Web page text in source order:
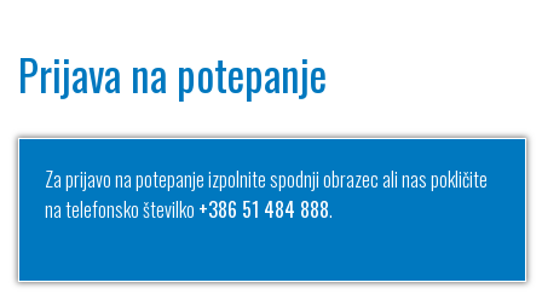
Prijava na potepanje
Za prijavo na potepanje izpolnite spodnji obrazec ali nas pokličite
na telefonsko številko +386 51 484 888.